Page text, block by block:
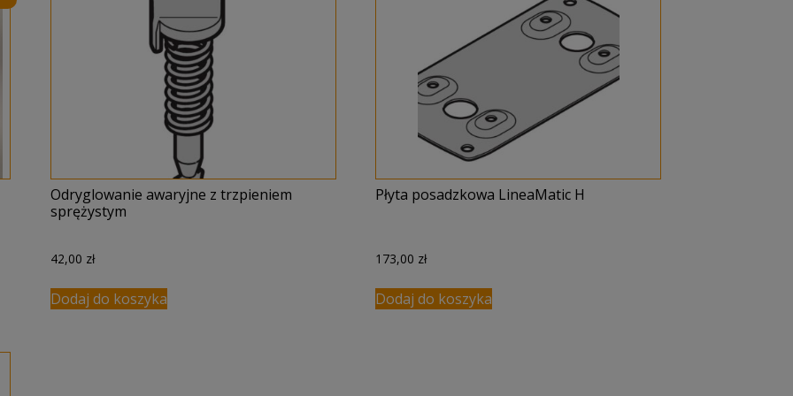
Odryglowanie awaryjne z trzpieniem
sprężystym
42,00 zł
Dodaj do koszyka
Płyta posadzkowa LineaMatic H
173,00 zł
Dodaj do koszyka